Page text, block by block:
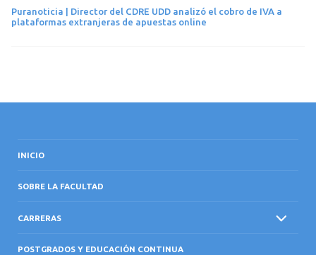
Puranoticia | Director del CDRE UDD analizó el cobro de IVA a
plataformas extranjeras de apuestas online
INICIO
SOBRE LA FACULTAD
CARRERAS
POSTGRADOS Y EDUCACIÓN CONTINUA